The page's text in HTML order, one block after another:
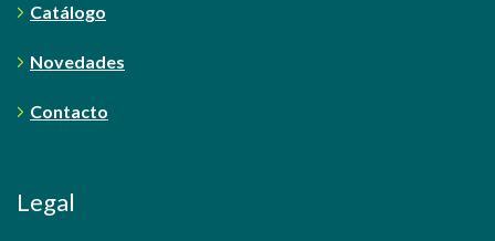
Catálogo
Novedades
Contacto
Legal